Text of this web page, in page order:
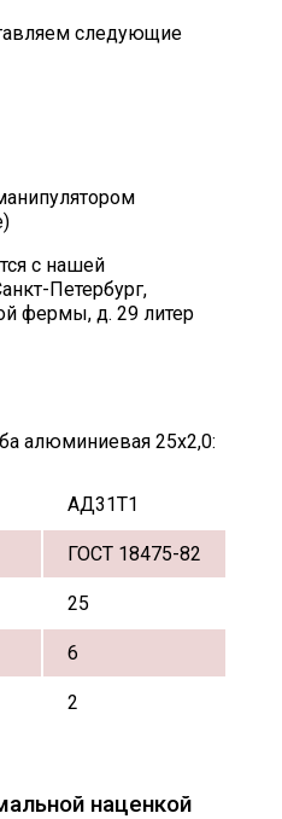
следующие
с нашей
Петербург,
фермы, д. 29 литер
алюминиевая 25х2,0:
АД31Т1
ГОСТ 18475-82
25
6
2
наценкой